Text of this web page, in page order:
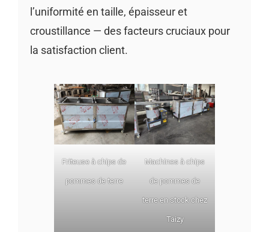
l’uniformité en taille, épaisseur et
croustillance — des facteurs cruciaux pour
la satisfaction client.
Friteuse à chips de
pommes de terre
Machines à chips
de pommes de
terre en stock chez
Taizy